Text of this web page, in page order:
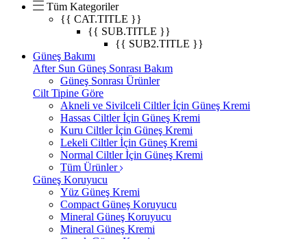
Tüm Kategoriler
{{ CAT.TITLE }}
{{ SUB.TITLE }}
{{ SUB2.TITLE }}
Güneş Bakımı
After Sun Güneş Sonrası Bakım
Güneş Sonrası Ürünler
Cilt Tipine Göre
Akneli ve Sivilceli Ciltler İçin Güneş Kremi
Hassas Ciltler İçin Güneş Kremi
Kuru Ciltler İçin Güneş Kremi
Lekeli Ciltler İçin Güneş Kremi
Normal Ciltler İçin Güneş Kremi
Tüm Ürünler
Güneş Koruyucu
Yüz Güneş Kremi
Compact Güneş Koruyucu
Mineral Güneş Koruyucu
Mineral Güneş Kremi